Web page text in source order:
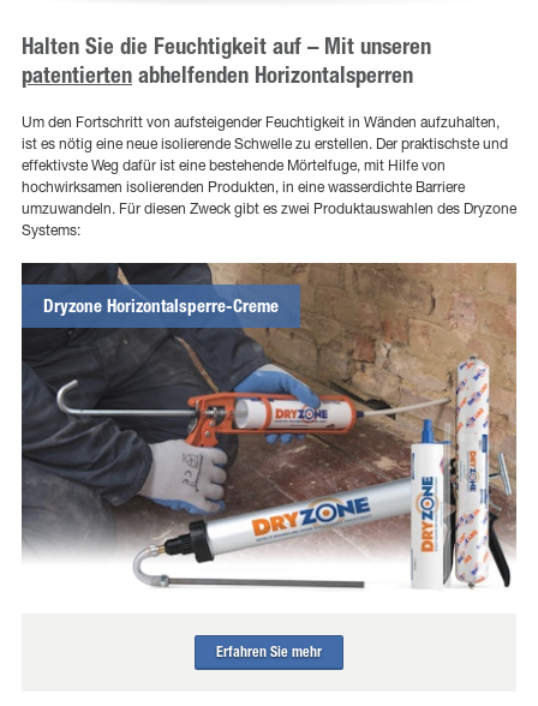
Halten Sie die Feuchtigkeit auf – Mit unseren
patentierten abhelfenden Horizontalsperren
Um den Fortschritt von aufsteigender Feuchtigkeit in Wänden aufzuhalten,
ist es nötig eine neue isolierende Schwelle zu erstellen. Der praktischste und
effektivste Weg dafür ist eine bestehende Mörtelfuge, mit Hilfe von
hochwirksamen isolierenden Produkten, in eine wasserdichte Barriere
umzuwandeln. Für diesen Zweck gibt es zwei Produktauswahlen des Dryzone
Systems:
Dryzone Horizontalsperre-Creme
Erfahren Sie mehr